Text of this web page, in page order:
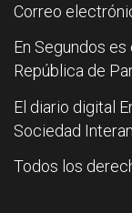
Correo
En Segundos
República de
El diario digital
Sociedad
Todos los